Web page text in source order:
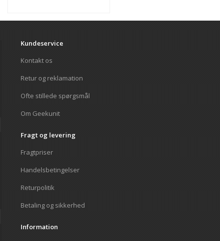
Kundeservice
Kontakt os
Retur og reklamation
Ofte stillede spørgsmål
Om Geekunit
Fragt og levering
Fragtpriser
Handelsbetingelser
Returpolitik
Betaling og sikkerhed
Information